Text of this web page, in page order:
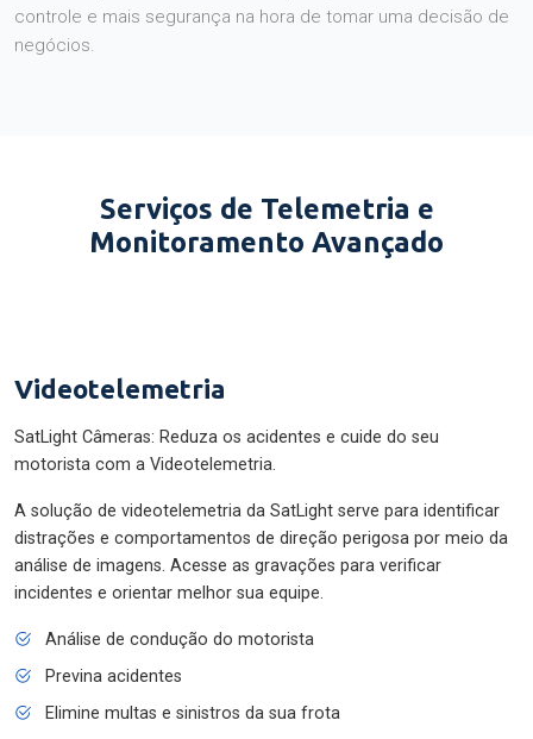
controle e mais segurança na hora de tomar uma decisão de
negócios.
Serviços de Telemetria e
Monitoramento Avançado
Videotelemetria
SatLight Câmeras: Reduza os acidentes e cuide do seu
motorista com a Videotelemetria.
A solução de videotelemetria da SatLight serve para identificar
distrações e comportamentos de direção perigosa por meio da
análise de imagens. Acesse as gravações para verificar
incidentes e orientar melhor sua equipe.
Análise de condução do motorista
Previna acidentes
Elimine multas e sinistros da sua frota